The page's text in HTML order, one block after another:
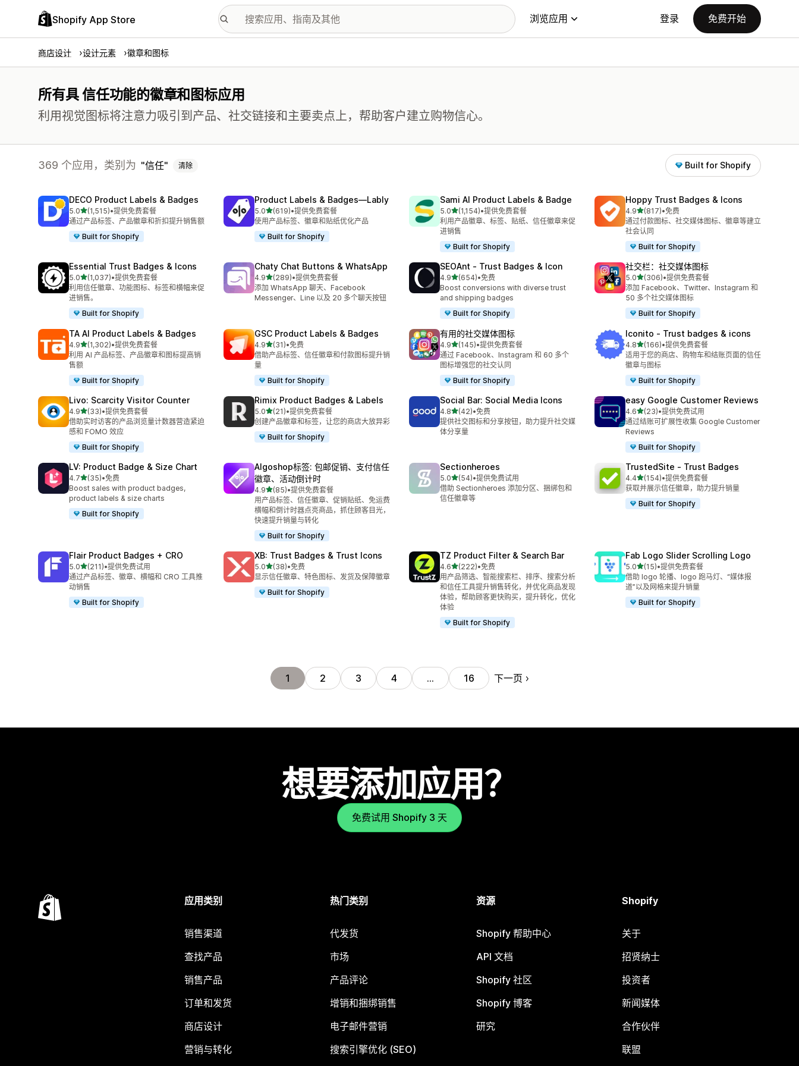
Shopify App Store 浏览应用 登录 免费开始
商店设计 设计元素 徽章和图标
所有具 信任功能的徽章和图标应用
利用视觉图标将注意力吸引到产品、社交链接和主要卖点上，帮助客户建立购物信心。
369 个应用，类别为 信任 清除 Built for Shopify
DECO Product Labels & Badges
5.0星（满分 5 星）
(1,515)
总共 1515 条评论
•提供免费套餐
通过产品标签、产品徽章和折扣提升销售额
Built for Shopify
Product Labels & Badges—Lably
5.0星（满分 5 星）
(619)
总共 619 条评论
•提供免费套餐
使用产品标签、徽章和贴纸优化产品
Built for Shopify
Sami AI Product Labels & Badge
5.0星（满分 5 星）
(1,154)
总共 1154 条评论
•提供免费套餐
利用产品徽章、标签、贴纸、信任徽章来促
进销售
Built for Shopify
Hoppy Trust Badges & Icons
4.9星（满分 5 星）
(817)
总共 817 条评论
•免费
通过付款图标、社交媒体图标、徽章等建立
社会认同
Built for Shopify
Essential Trust Badges & Icons
5.0星（满分 5 星）
(1,037)
总共 1037 条评论
•提供免费套餐
利用信任徽章、功能图标、标签和横幅来促
进销售。
Built for Shopify
Chaty Chat Buttons & WhatsApp
4.9星（满分 5 星）
(289)
总共 289 条评论
•提供免费套餐
添加 WhatsApp 聊天、Facebook
Messenger、Line 以及 20 多个聊天按钮
SEOAnt ‑ Trust Badges & Icon
4.9星（满分 5 星）
(654)
总共 654 条评论
•免费
Boost conversions with diverse trust
and shipping badges
Built for Shopify
社交栏：社交媒体图标
5.0星（满分 5 星）
(306)
总共 306 条评论
•提供免费套餐
添加 Facebook、Twitter、Instagram 和
50 多个社交媒体图标
Built for Shopify
TA AI Product Labels & Badges
4.9星（满分 5 星）
(1,302)
总共 1302 条评论
•提供免费套餐
利用 AI 产品标签、产品徽章和图标提高销
售额
Built for Shopify
GSC Product Labels & Badges
4.9星（满分 5 星）
(31)
总共 31 条评论
•免费
借助产品标签、信任徽章和付款图标提升销
量
Built for Shopify
有用的社交媒体图标
4.9星（满分 5 星）
(145)
总共 145 条评论
•提供免费套餐
通过 Facebook、Instagram 和 60 多个
图标增强您的社交认同
Built for Shopify
Iconito ‑ Trust badges & icons
4.8星（满分 5 星）
(166)
总共 166 条评论
•提供免费套餐
适用于您的商店、购物车和结账页面的信任
徽章与图标
Built for Shopify
Livo: Scarcity Visitor Counter
4.9星（满分 5 星）
(33)
总共 33 条评论
•提供免费套餐
借助实时访客的产品浏览量计数器营造紧迫
感和 FOMO 效应
Built for Shopify
Rimix Product Badges & Labels
5.0星（满分 5 星）
(21)
总共 21 条评论
•提供免费套餐
创建产品徽章和标签，让您的商店大放异彩
Built for Shopify
Social Bar: Social Media Icons
4.8星（满分 5 星）
(42)
总共 42 条评论
•免费
提供社交图标和分享按钮，助力提升社交媒
体分享量
easy Google Customer Reviews
4.6星（满分 5 星）
(23)
总共 23 条评论
•提供免费试用
通过结账可扩展性收集 Google Customer
Reviews
Built for Shopify
LV: Product Badge & Size Chart
4.7星（满分 5 星）
(35)
总共 35 条评论
•免费
Boost sales with product badges,
product labels & size charts
Built for Shopify
Algoshop标签: 包邮促销、支付信任
徽章、活动倒计时
4.9星（满分 5 星）
(85)
总共 85 条评论
•提供免费套餐
用产品标签、信任徽章、促销贴纸、免运费
横幅和倒计时器点亮商品，抓住顾客目光，
快速提升销量与转化
Built for Shopify
Sectionheroes
5.0星（满分 5 星）
(54)
总共 54 条评论
•提供免费试用
借助 Sectionheroes 添加分区、捆绑包和
信任徽章等
TrustedSite ‑ Trust Badges
4.4星（满分 5 星）
(154)
总共 154 条评论
•提供免费套餐
获取并展示信任徽章，助力提升销量
Built for Shopify
Flair Product Badges + CRO
5.0星（满分 5 星）
(211)
总共 211 条评论
•提供免费试用
通过产品标签、徽章、横幅和 CRO 工具推
动销售
Built for Shopify
XB: Trust Badges & Trust Icons
5.0星（满分 5 星）
(38)
总共 38 条评论
•免费
显示信任徽章、特色图标、发货及保障徽章
Built for Shopify
TZ Product Filter & Search Bar
4.6星（满分 5 星）
(222)
总共 222 条评论
•免费
用产品筛选、智能搜索栏、排序、搜索分析
和信任工具提升销售转化，并优化商品发现
体验，帮助顾客更快购买，提升转化，优化
体验
Built for Shopify
Fab Logo Slider Scrolling Logo
5.0星（满分 5 星）
(15)
总共 15 条评论
•提供免费套餐
借助 logo 轮播、logo 跑马灯、“媒体报
道”以及网格来提升销量
Built for Shopify
1 2 3 4 … 16 下一页
想要添加应用？
免费试用 Shopify 3 天
应用类别
销售渠道
查找产品
销售产品
订单和发货
商店设计
营销与转化
热门类别
代发货
市场
产品评论
增销和捆绑销售
电子邮件营销
搜索引擎优化 (SEO)
资源
Shopify 帮助中心
API 文档
Shopify 社区
Shopify 博客
研究
Shopify
关于
招贤纳士
投资者
新闻媒体
合作伙伴
联盟